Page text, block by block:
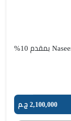
2,100,000 ج.م